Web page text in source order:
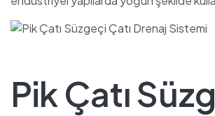
Pik Çatı